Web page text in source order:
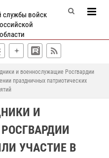
службы войск
и военнослужащие Росгвардии
праздничных патриотических
И
УЧАСТИЕ В